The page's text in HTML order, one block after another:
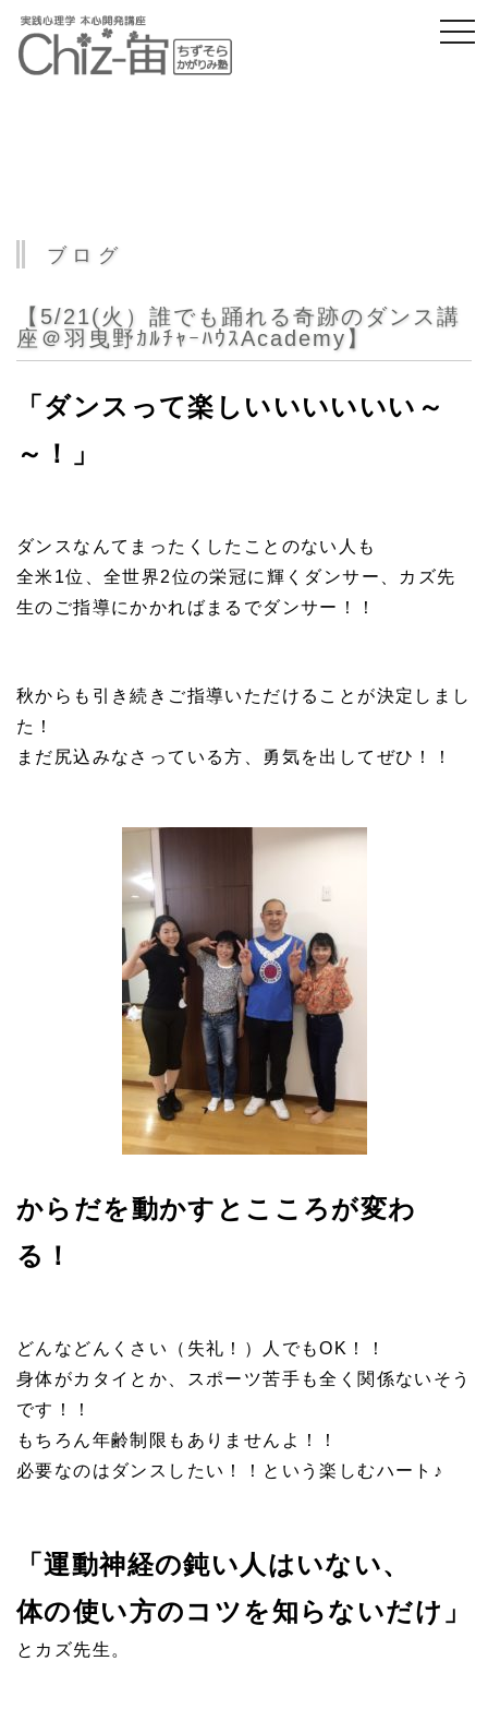
ブログ
【5/21(火）誰でも踊れる奇跡のダンス講
座＠羽曳野ｶﾙﾁｬｰﾊｳｽAcademy】
「ダンスって楽しいいいいいい～
～！」
ダンスなんてまったくしたことのない人も
全米1位、全世界2位の栄冠に輝くダンサー、カズ先
生のご指導にかかればまるでダンサー！！
秋からも引き続きご指導いただけることが決定しまし
た！
まだ尻込みなさっている方、勇気を出してぜひ！！
からだを動かすとこころが変わ
る！
どんなどんくさい（失礼！）人でもOK！！
身体がカタイとか、スポーツ苦手も全く関係ないそう
です！！
もちろん年齢制限もありませんよ！！
必要なのはダンスしたい！！という楽しむハート♪
「運動神経の鈍い人はいない、
体の使い方のコツを知らないだけ」
とカズ先生。